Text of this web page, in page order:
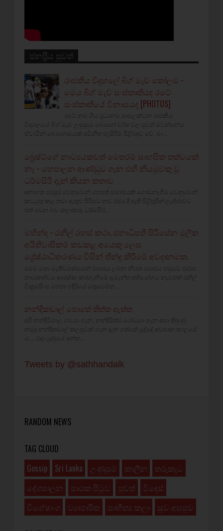
ජනප්‍රිය පුවත්
රාජකීය විදුහලේ බිග් මැච් කෝලම -
මෙය බිග් මැච් සංස්කෘතියද රටේ
සංස්කෘතියේ විනාසයද [PHOTOS]
රටේ නම ගිය ප්‍රධානම පාසලක්වන රාජකීය
විද්‍යාලයේ බිග් මැච් උණුසුම බොහෝ වර්ෂ වල පුවත් මවන්නේය.
ඒවායින් බොහොමයක් අවිනීත හැසිරීම් පිළිබඳව වේ. බා...
බ්‍රෙෂ්ට්ගේ නාට්‍යයකවත් මෙතරම් සාහසික තත්වයක්
නෑ - යහපාලන ආණ්ඩුව ගැන එහි නියමුවකු වූ
ධර්මසිරි දැන් කියන කතාව
අනාගත පරපුර වෙනුවෙන් යහපත් සමාජයක් ගොඩනැගීම වෙනුවෙන්
කටයුතු කළ තමා ඇතුළු පිරිසට නව රජය දී ඇති පිළිතුරින් ලැජ්ජාවට
පත් වෙන බව කලාකරු ධර්මසිර...
මහින්ද - රනිල් රහස් කථා, ජනාධිපති සිරිසේන මුලික
අයිතිවාසිකම් කඩකළ අයෙකු ලෙස
ශ්‍රේෂ්ඨාධිකරණය විසින් තීන්දු කිරීමේ අවදානමක.
මෙම මහා මැතිවරණයෙන් එජාපය ලබන නියත පරාජය හමුවේ එජාප
නායකත්වය ආරක්ෂා කරගැනීමේ දැවැන්ත අභියෝගය නැවතත් රනිල්
වික්‍රමසිංහ මහතා ඉදිරියේ මතුවෙමින...
නන්දිකඩාල් පොතේ තිත්ත ඇත්ත
අපි නන්දිවිසාල ගවයා ගැන, නන්දිමිත්ර යෝධයා ගැන අසා තිබුණු
නමුදු නන්දිකඩාල් කලපුවක් ගැන දැන ගත්තේ යුද්දේ අවසාන කාලයේ
ය.... එදා යුද්දයේ අන්ත...
Tweets by @sathhandalk
RANDOM NEWS
TAG CLOUD
Gossip
Sri Lanka උණුසුම් කාලීන
තරුකැට
දේශපාලන
පාඨක පිටුව පුවත්
විදෙස්
විශේෂාංග
ව්‍යාපාරික සාහිත්‍ය කලා සුව අසපුව